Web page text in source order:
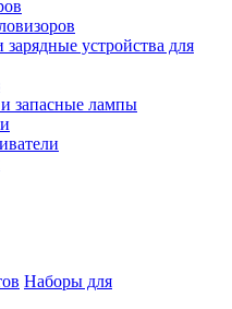
устройства для
запасные лампы
Наборы для